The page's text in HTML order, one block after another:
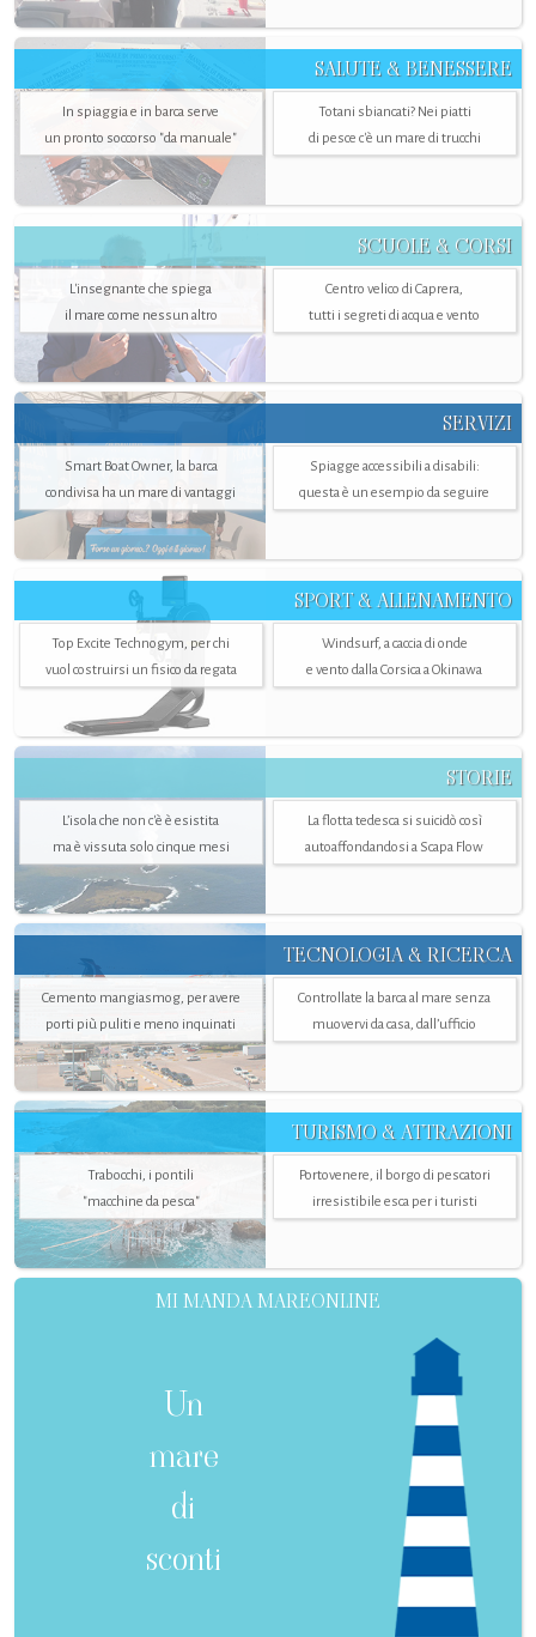
SALUTE & BENESSERE
In spiaggia e in barca serve
un pronto soccorso "da manuale"
Totani sbiancati? Nei piatti
di pesce c'è un mare di trucchi
SCUOLE & CORSI
L'insegnante che spiega
il mare come nessun altro
Centro velico di Caprera,
tutti i segreti di acqua e vento
SERVIZI
Smart Boat Owner, la barca
condivisa ha un mare di vantaggi
Spiagge accessibili a disabili:
questa è un esempio da seguire
SPORT & ALLENAMENTO
Top Excite Technogym, per chi
vuol costruirsi un fisico da regata
Windsurf, a caccia di onde
e vento dalla Corsica a Okinawa
STORIE
L’isola che non c'è è esistita
ma è vissuta solo cinque mesi
La flotta tedesca si suicidò così
autoaffondandosi a Scapa Flow
TECNOLOGIA & RICERCA
Cemento mangiasmog, per avere
porti più puliti e meno inquinati
Controllate la barca al mare senza
muovervi da casa, dall’ufficio
TURISMO & ATTRAZIONI
Trabocchi, i pontili
"macchine da pesca"
Portovenere, il borgo di pescatori
irresistibile esca per i turisti
MI MANDA MAREONLINE
Un
mare
di
sconti